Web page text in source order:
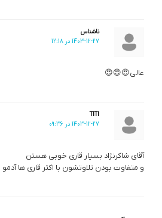
ناشناس
1403-12-27 در 12:18
عالی😍😍😍
TITI
1403-12-27 در 09:36
آقای شاکرنژاد بسیار قاری خوبی هستن
و متفاوت بودن تلاوتشون با اکثر قاری ها